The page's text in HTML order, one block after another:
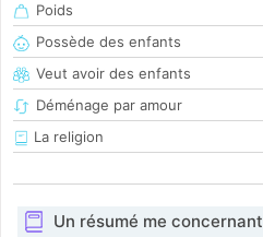
Poids
Possède des enfants
Veut avoir des enfants
Déménage par amour
La religion
Un résumé me concernant